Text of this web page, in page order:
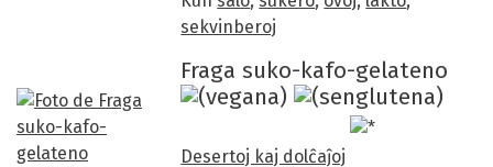
sekvinberoj
Fraga suko-kafo-gelateno
Desertoj kaj dolĉaĵoj